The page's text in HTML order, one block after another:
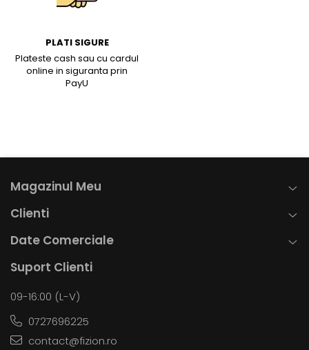
PLATI SIGURE
Plateste cash sau cu cardul
online in siguranta prin
PayU
Magazinul Meu
Clienti
Date Comerciale
Suport Clienti
09-16:00 (L-V)
0727696225
contact@fizion.ro